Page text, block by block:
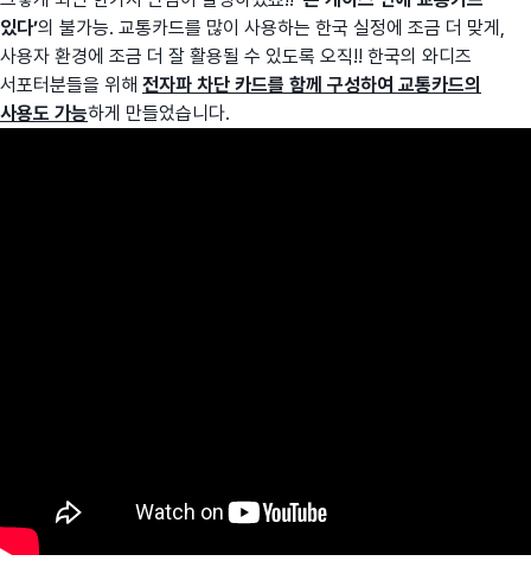
있다’의 불가능. 교통카드를 많이 사용하는 한국 실정에 조금 더 맞게,
사용자 환경에 조금 더 잘 활용될 수 있도록 오직!! 한국의 와디즈
서포터분들을 위해 전자파 차단 카드를 함께 구성하여 교통카드의
사용도 가능하게 만들었습니다.